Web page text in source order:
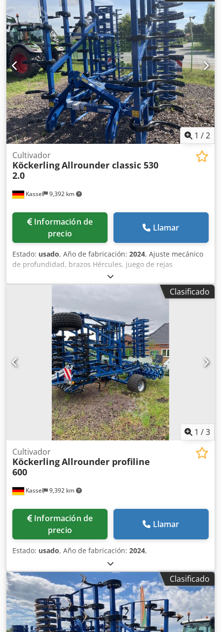
1 /2
Kassel 9,392 km
Cultivador
KöckerlingAllrounder classic 530
2.0
Información de
precio
Llamar
Estado: usado, Año de fabricación: 2024, Ajuste mecánico
de profundidad, brazos Hércules, juego de rejas
reversibles, rodillo DSTS / Ø 530 mm, rastra trasera, rodillo
DSTS, sistema de iluminación. Chedpfx Ajtvgmnshzea
Clasificado
1 /3
Kassel 9,392 km
Cultivador
KöckerlingAllrounder profiline
600
Información de
precio
Llamar
Estado: usado, Año de fabricación: 2024,
Clasificado